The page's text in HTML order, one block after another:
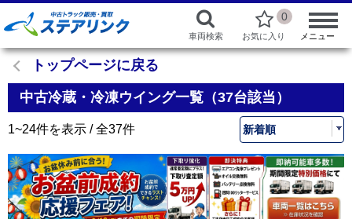
車両検索
0
お気に入り メニュー
トップページに戻る
中古冷蔵・冷凍ウイング一覧（37台該当）
1~24件を表示 / 全37件